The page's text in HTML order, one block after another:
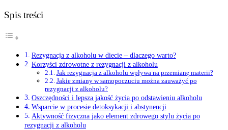
Spis treści
Rezygnacja z alkoholu w diecie – dlaczego warto?
Korzyści zdrowotne z rezygnacji z alkoholu
Jak rezygnacja z alkoholu wpływa na przemianę materii?
Jakie zmiany w samopoczuciu można zauważyć po
rezygnacji z alkoholu?
Oszczędności i lepsza jakość życia po odstawieniu alkoholu
Wsparcie w procesie detoksykacji i abstynencji
Aktywność fizyczna jako element zdrowego stylu życia po
rezygnacji z alkoholu